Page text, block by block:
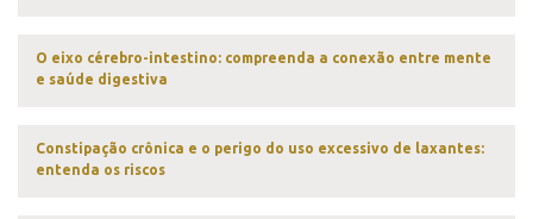
O eixo cérebro-intestino: compreenda a conexão entre mente
e saúde digestiva
Constipação crônica e o perigo do uso excessivo de laxantes:
entenda os riscos